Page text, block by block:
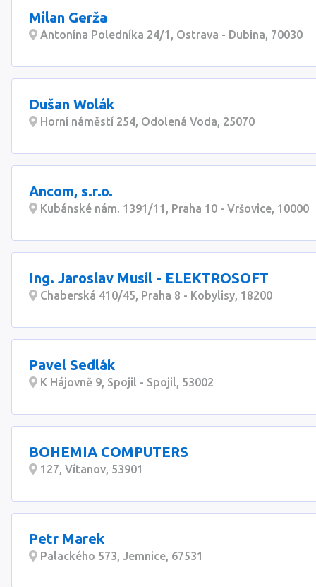
Milan Gerža
Antonína Poledníka 24/1, Ostrava - Dubina, 70030
Dušan Wolák
Horní náměstí 254, Odolená Voda, 25070
Ancom, s.r.o.
Kubánské nám. 1391/11, Praha 10 - Vršovice, 10000
Ing. Jaroslav Musil - ELEKTROSOFT
Chaberská 410/45, Praha 8 - Kobylisy, 18200
Pavel Sedlák
K Hájovně 9, Spojil - Spojil, 53002
BOHEMIA COMPUTERS
127, Vítanov, 53901
Petr Marek
Palackého 573, Jemnice, 67531